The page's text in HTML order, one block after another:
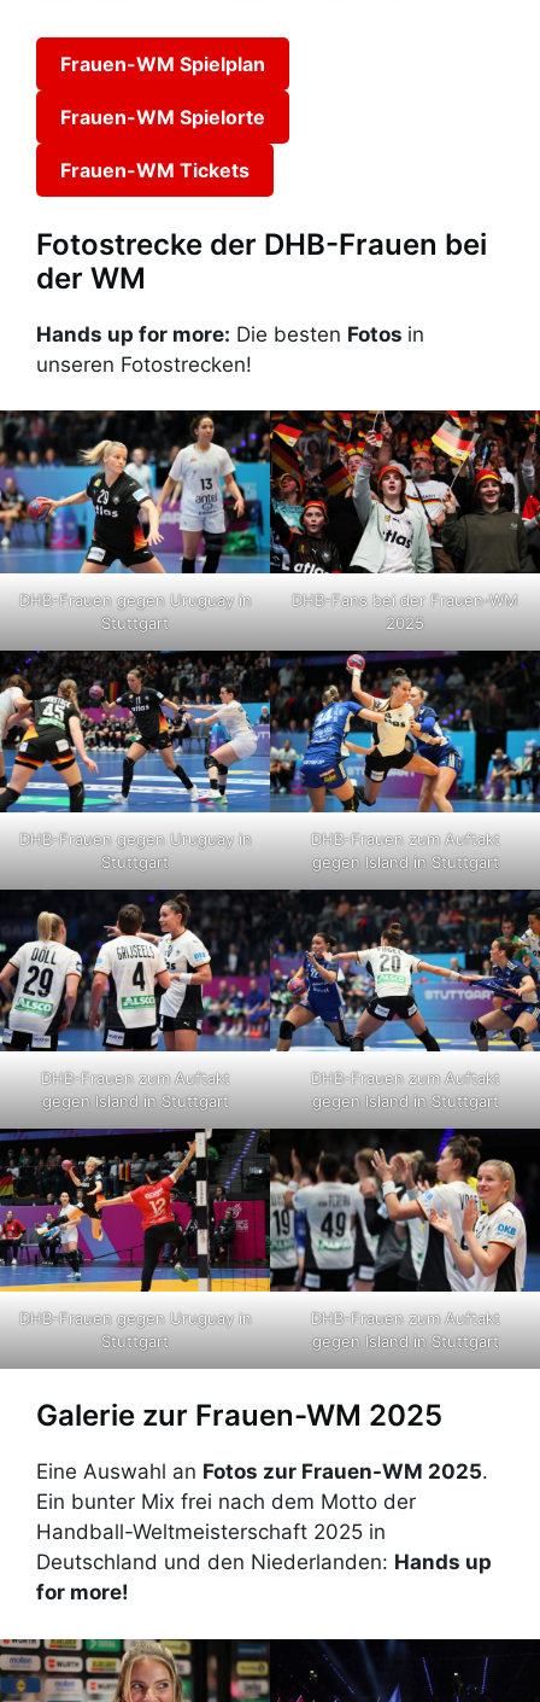
Frauen-WM Spielplan
Frauen-WM Spielorte
Frauen-WM Tickets
Fotostrecke der DHB-Frauen bei
der WM
Hands up for more: Die besten Fotos in
unseren Fotostrecken!
DHB-Frauen gegen Uruguay in
Stuttgart
DHB-Fans bei der Frauen-WM
2025
DHB-Frauen gegen Uruguay in
Stuttgart
DHB-Frauen zum Auftakt
gegen Island in Stuttgart
DHB-Frauen zum Auftakt
gegen Island in Stuttgart
DHB-Frauen zum Auftakt
gegen Island in Stuttgart
DHB-Frauen gegen Uruguay in
Stuttgart
DHB-Frauen zum Auftakt
gegen Island in Stuttgart
Galerie zur Frauen-WM 2025
Eine Auswahl an Fotos zur Frauen-WM 2025.
Ein bunter Mix frei nach dem Motto der
Handball-Weltmeisterschaft 2025 in
Deutschland und den Niederlanden: Hands up
for more!